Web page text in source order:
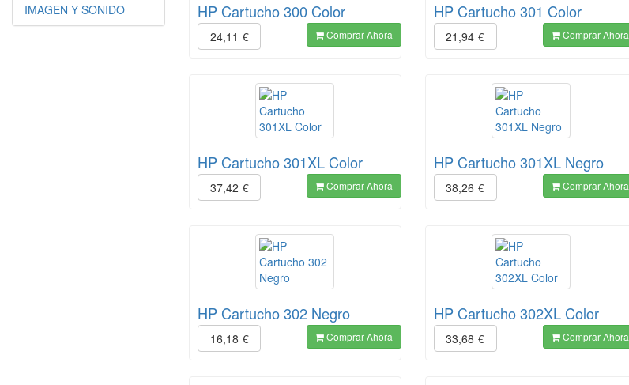
HP Cartucho 300 Color
24,11 € Comprar Ahora
HP Cartucho 301 Color
21,94 € Comprar Ahora
HP Cartucho 301XL Color
37,42 € Comprar Ahora
HP Cartucho 301XL Negro
38,26 € Comprar Ahora
HP Cartucho 302 Negro
16,18 € Comprar Ahora
HP Cartucho 302XL Color
33,68 € Comprar Ahora
IMAGEN Y SONIDO